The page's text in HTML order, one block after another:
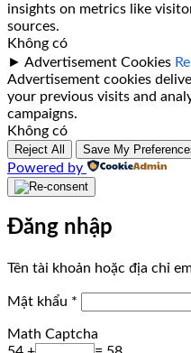
insights on metrics like
sources.
Không có
► Advertisement Cookies
Advertisement cookies
your previous visits and
campaigns.
Không có
Reject All Save My
Powered by
Đăng nhập
Tên tài khoản hoặc địa chỉ
Mật khẩu *
Math Captcha